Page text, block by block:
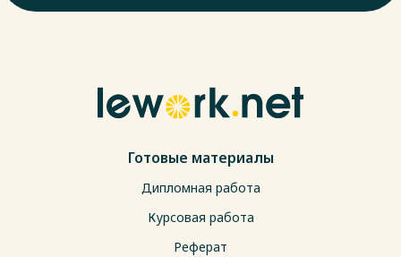
Готовые материалы
Дипломная работа
Курсовая работа
Реферат